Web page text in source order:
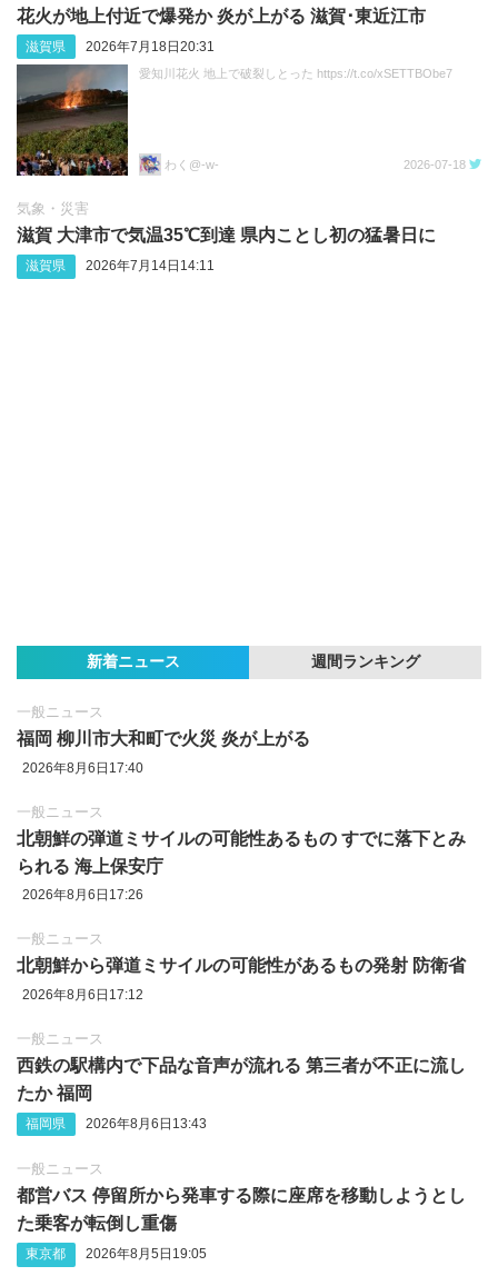
花火が地上付近で爆発か 炎が上がる 滋賀･東近江市
滋賀県 2026年7月18日20:31
愛知川花火 地上で破裂しとった https://t.co/xSETTBObe7
わく@-w- 2026-07-18
気象・災害
滋賀 大津市で気温35℃到達 県内ことし初の猛暑日に
滋賀県 2026年7月14日14:11
新着ニュース 週間ランキング
一般ニュース
福岡 柳川市大和町で火災 炎が上がる
2026年8月6日17:40
一般ニュース
北朝鮮の弾道ミサイルの可能性あるもの すでに落下とみ
られる 海上保安庁
2026年8月6日17:26
一般ニュース
北朝鮮から弾道ミサイルの可能性があるもの発射 防衛省
2026年8月6日17:12
一般ニュース
西鉄の駅構内で下品な音声が流れる 第三者が不正に流し
たか 福岡
福岡県 2026年8月6日13:43
一般ニュース
都営バス 停留所から発車する際に座席を移動しようとし
た乗客が転倒し重傷
東京都 2026年8月5日19:05